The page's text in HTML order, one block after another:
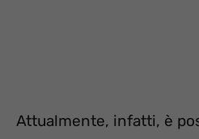
Attualmente, infatti, è